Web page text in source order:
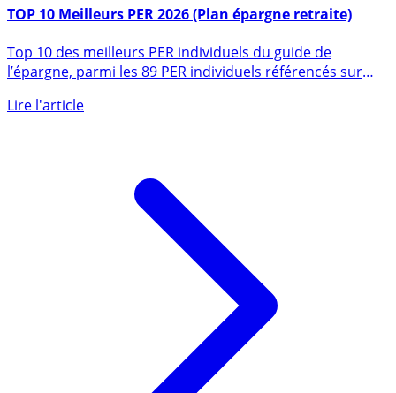
17 novembre 2020
TOP 10 Meilleurs PER 2026 (Plan épargne retraite)
l’épargne, parmi les 89 PER individuels référencés sur